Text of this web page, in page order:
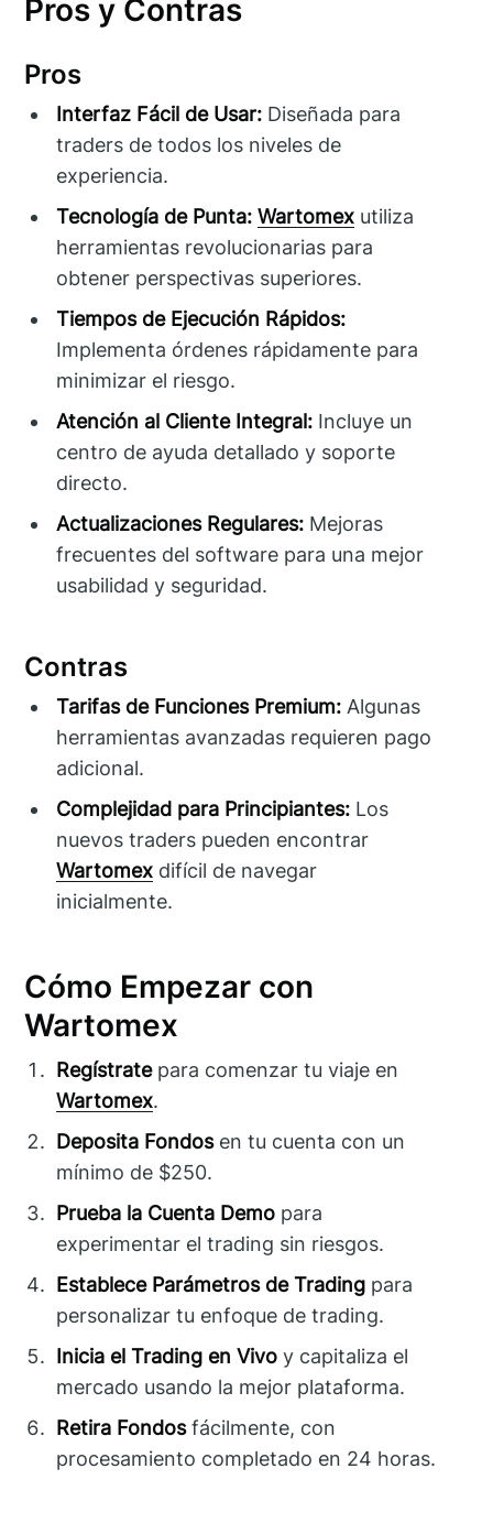
Pros y Contras
Pros
Interfaz Fácil de Usar: Diseñada para
traders de todos los niveles de
experiencia.
Tecnología de Punta: Wartomex utiliza
herramientas revolucionarias para
obtener perspectivas superiores.
Tiempos de Ejecución Rápidos:
Implementa órdenes rápidamente para
minimizar el riesgo.
Atención al Cliente Integral: Incluye un
centro de ayuda detallado y soporte
directo.
Actualizaciones Regulares: Mejoras
frecuentes del software para una mejor
usabilidad y seguridad.
Contras
Tarifas de Funciones Premium: Algunas
herramientas avanzadas requieren pago
adicional.
Complejidad para Principiantes: Los
nuevos traders pueden encontrar
Wartomex difícil de navegar
inicialmente.
Cómo Empezar con
Wartomex
Regístratepara comenzar tu viaje en
Wartomex.
Deposita Fondosen tu cuenta con un
mínimo de $250.
Prueba la Cuenta Demo para
experimentar el trading sin riesgos.
Establece Parámetros de Trading para
personalizar tu enfoque de trading.
Inicia el Trading en Vivo y capitaliza el
mercado usando la mejor plataforma.
Retira Fondosfácilmente, con
procesamiento completado en 24 horas.